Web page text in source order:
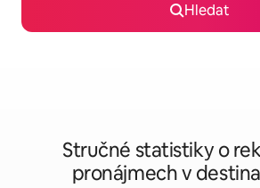
Hledat
Stručné statistiky o
pronájmech v